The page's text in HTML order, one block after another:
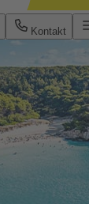
Kontakt